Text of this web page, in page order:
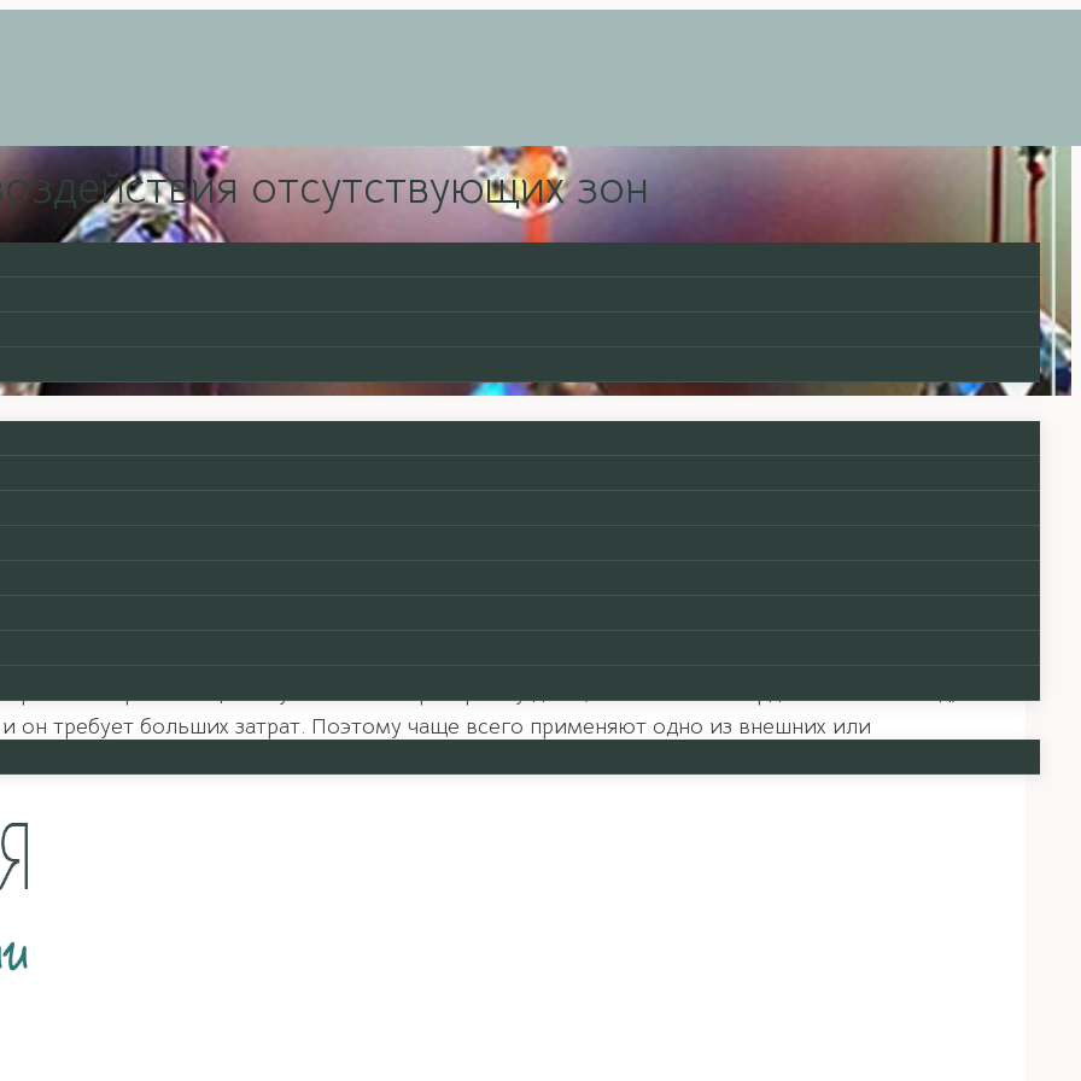
отсутствующих зон
энергетику определенного пространства и соответствующей ей
средств коррекции, которые предлагает фэн-шуй.
энергетики фэн-шуй считает перестройку дома, но это очень кардинальный метод, к
он требует больших затрат. Поэтому чаще всего применяют одно из внешних или